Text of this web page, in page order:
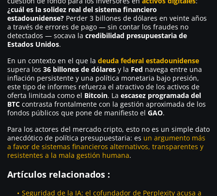
¿cuál es la solidez real del sistema financiero
estadounidense? Perder 3 billones de dólares en veinte años
a través de errores de pago — sin contar los fraudes no
detectados — socava la credibilidad presupuestaria de
Estados Unidos.
En un contexto en el que la deuda federal estadounidense
supera los 36 billones de dólares y la Fed navega entre una
inflación persistente y una política monetaria bajo presión,
este tipo de informes refuerza el atractivo de los activos de
oferta limitada como el Bitcoin. La escasez programada del
BTC contrasta frontalmente con la gestión aproximada de los
fondos públicos que pone de manifiesto el GAO.
Para los actores del mercado cripto, esto no es un simple dato
anecdótico de política presupuestaria: es un argumento más
a favor de sistemas financieros alternativos, transparentes y
resistentes a la mala gestión humana.
Artículos relacionados :
Seguridad de la IA: el cofundador de Perplexity acusa a